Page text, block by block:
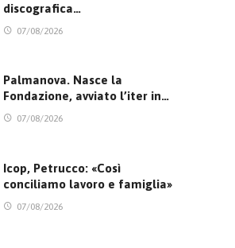
discografica…
07/08/2026
Palmanova. Nasce la
Fondazione, avviato l’iter in…
07/08/2026
Icop, Petrucco: «Così
conciliamo lavoro e famiglia»
07/08/2026